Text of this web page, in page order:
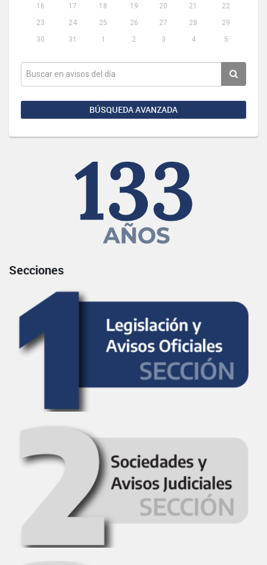
16
17 18 19 20 21
22
23
24 25 26 27 28
29
30
31 1 2 3 4 5
BÚSQUEDA AVANZADA
Secciones